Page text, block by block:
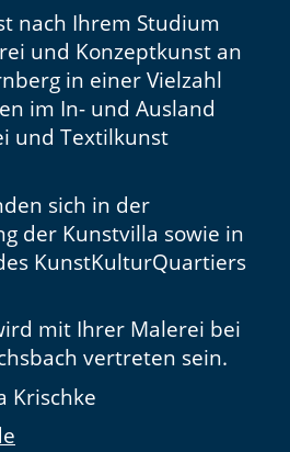
nach Ihrem Studium
und Konzeptkunst an
in einer Vielzahl
im In- und Ausland
und Textilkunst
sich in der
der Kunstvilla sowie in
KunstKulturQuartiers
mit Ihrer Malerei bei
vertreten sein.
Krischke